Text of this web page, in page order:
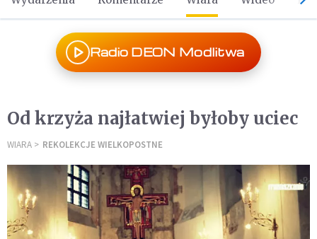
Radio DEON Modlitwa
Od krzyża najłatwiej byłoby uciec
WIARA REKOLEKCJE WIELKOPOSTNE